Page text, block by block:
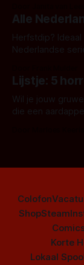
Alle
Herfstdip?
Nederlandse series te bingen!
Amsterdamned
is niet beperkt
Lijstje: 5
Wil je jouw
die een
Colofon
ShopSteam
Korte
Lokaal